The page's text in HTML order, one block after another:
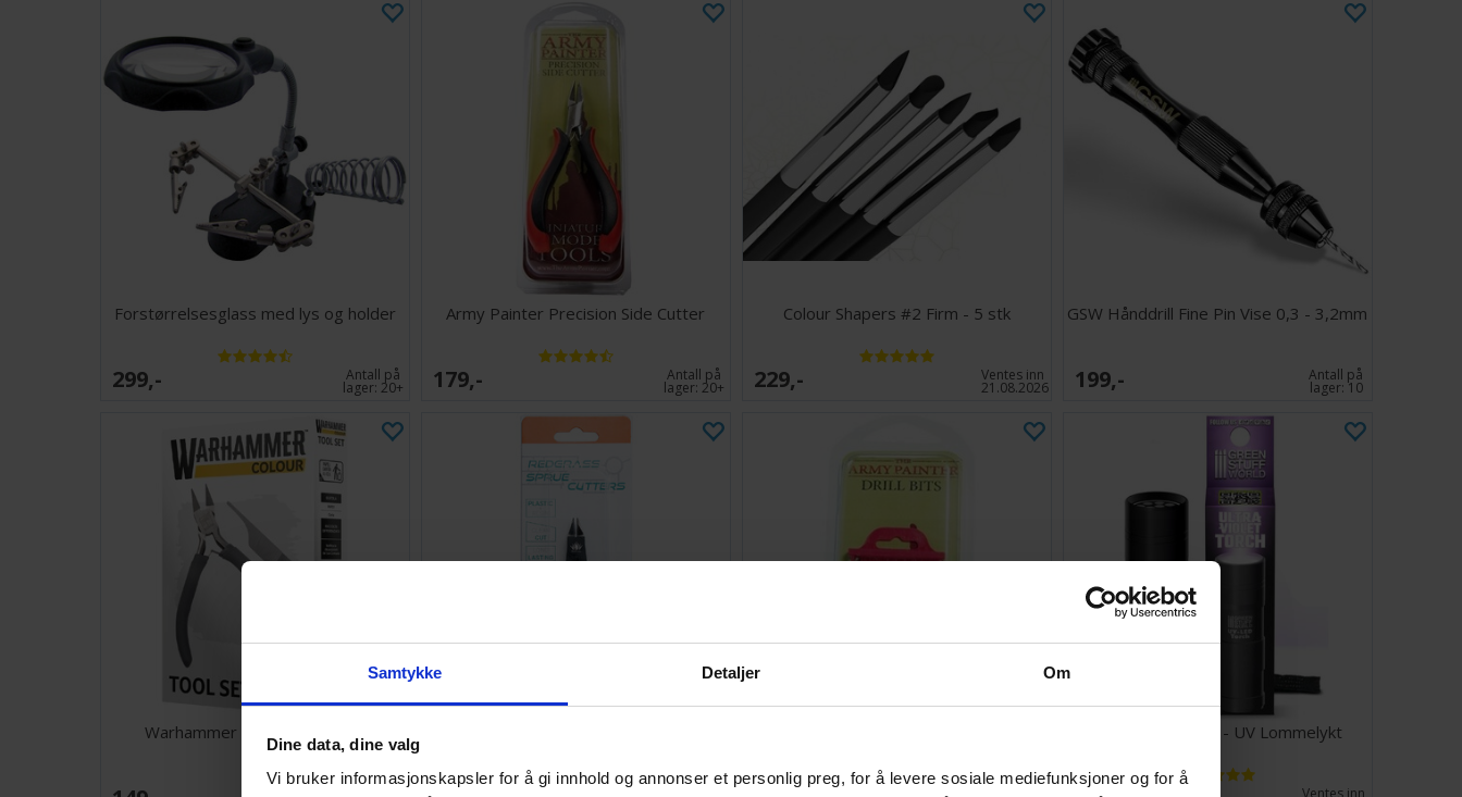
Samtykke Detaljer Om
Dine data, dine valg
Vi bruker informasjonskapsler for å gi innhold og annonser et personlig preg, for å levere sosiale mediefunksjoner og for å
Forstørrelsesglass med lys og holder
299,- Antall på
lager:20+
Army Painter Precision Side Cutter
179,- Antall på
lager:20+
Colour Shapers #2 Firm - 5 stk
229,- Ventes inn
21.08.2026
GSW Hånddrill Fine Pin Vise 0,3 - 3,2mm
199,- Antall på
lager: 10
Warhammer Colour Tools Set Ultraviolet Torch - UV Lommelykt
Ventes inn